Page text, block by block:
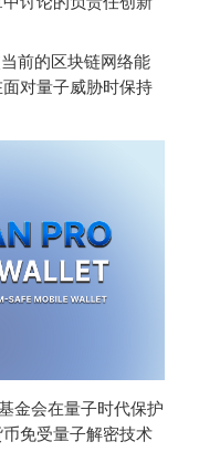
前的区块链网络能
对量子威胁时保持
金会在量子时代保护
免受量子解密技术